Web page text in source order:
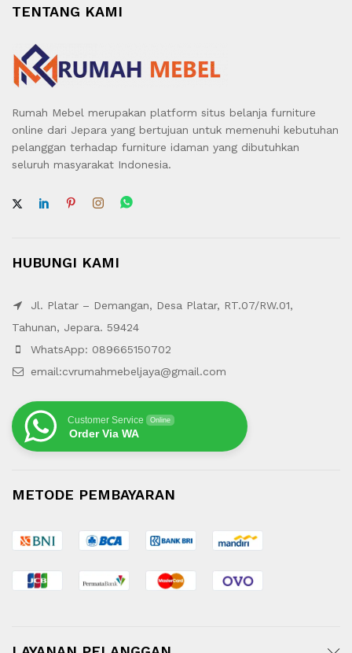
TENTANG KAMI
Rumah Mebel merupakan platform situs belanja furniture
online dari Jepara yang bertujuan untuk memenuhi kebutuhan
pelanggan terhadap furniture idaman yang dibutuhkan
seluruh masyarakat Indonesia.
HUBUNGI KAMI
Jl. Platar – Demangan, Desa Platar, RT.07/RW.01,
Tahunan, Jepara. 59424
WhatsApp: 089665150702
email:cvrumahmebeljaya@gmail.com
Customer Service Online
Order Via WA
METODE PEMBAYARAN